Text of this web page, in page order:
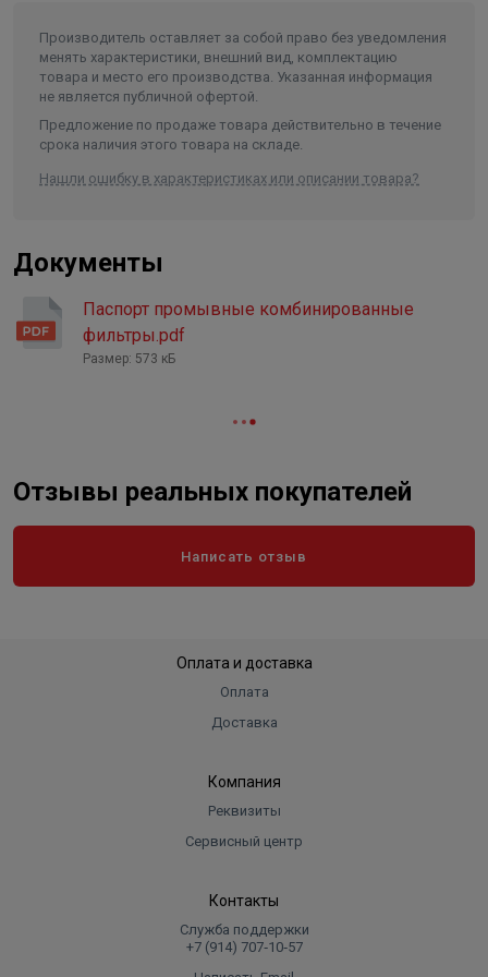
Производитель оставляет за собой право без уведомления
менять характеристики, внешний вид, комплектацию
товара и место его производства. Указанная информация
не является публичной офертой.
Предложение по продаже товара действительно в течение
срока наличия этого товара на складе.
Нашли ошибку в характеристиках или описании товара?
Документы
Паспорт промывные комбинированные
фильтры.pdf
Размер: 573 кБ
Отзывы реальных покупателей
Написать отзыв
Оплата и доставка
Оплата
Доставка
Компания
Реквизиты
Сервисный центр
Контакты
Служба поддержки
+7 (914) 707‑10‑57